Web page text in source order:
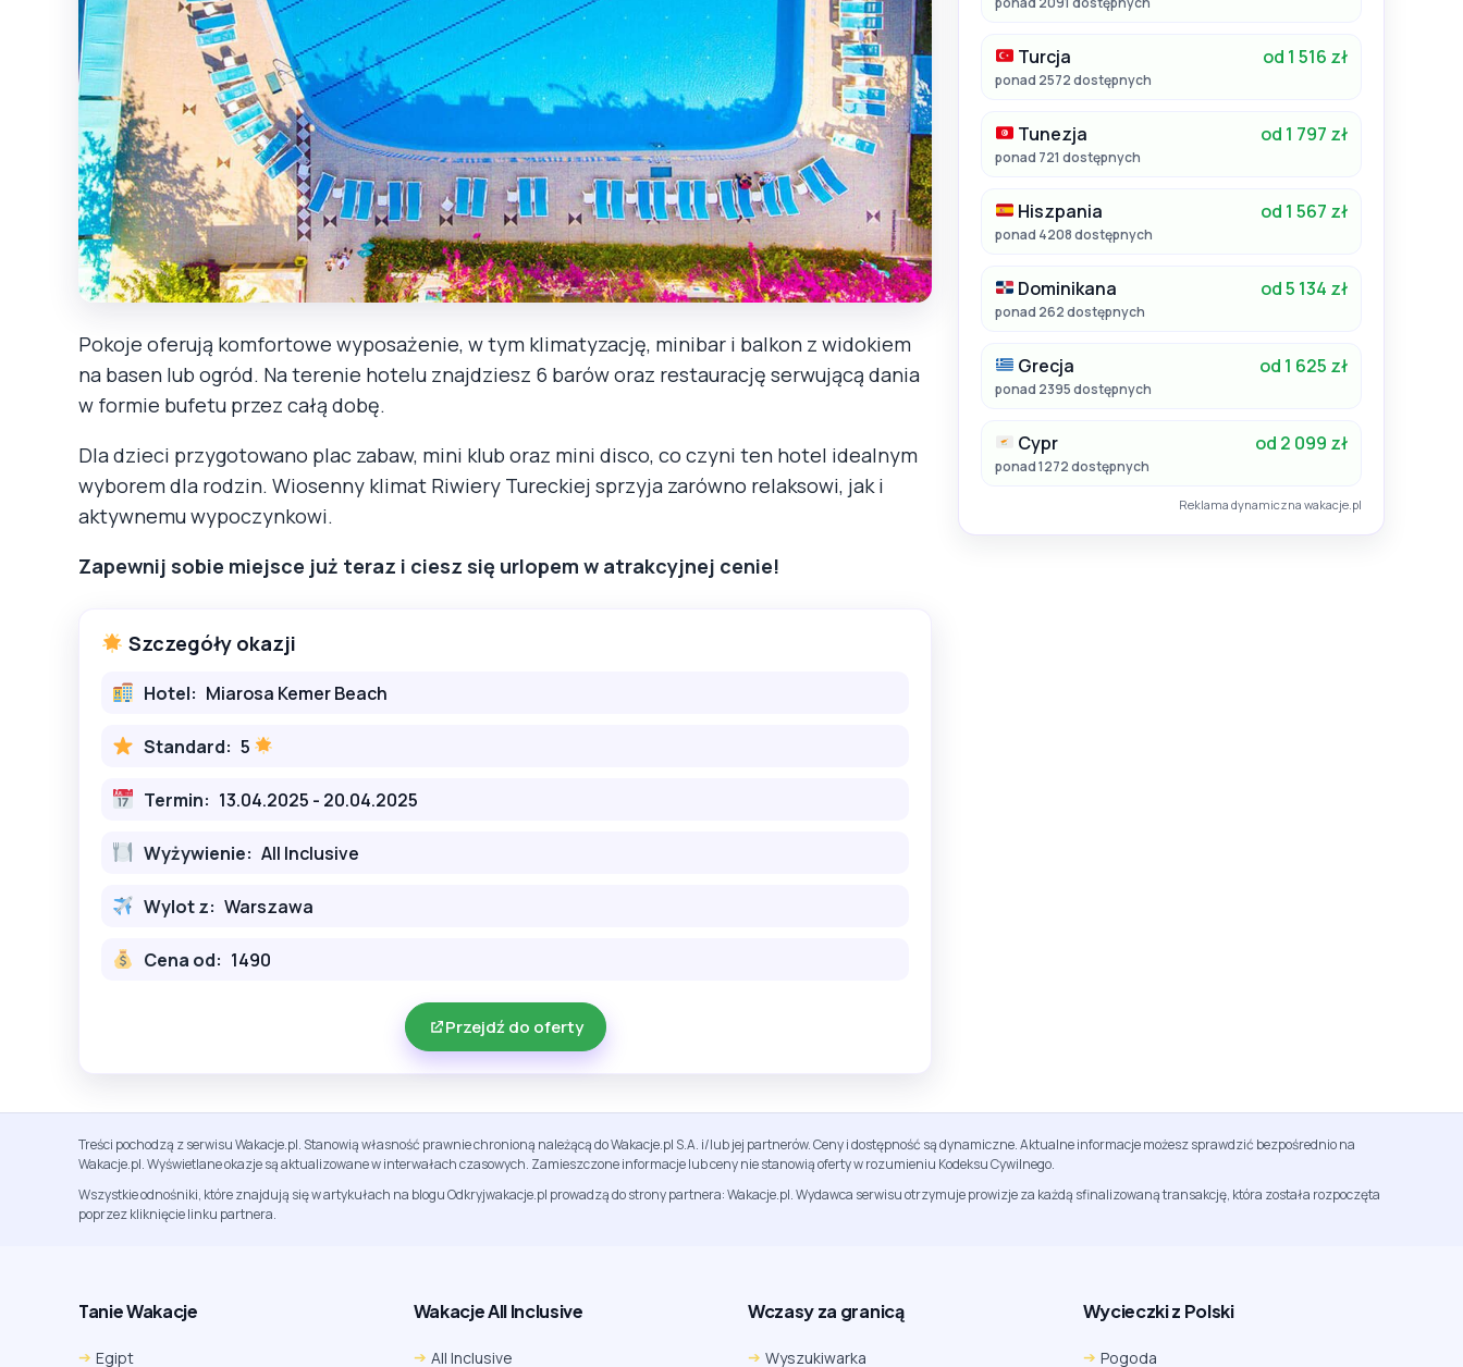
Pokoje oferują komfortowe wyposażenie, w tym klimatyzację, minibar i balkon z widokiem
na basen lub ogród. Na terenie hotelu znajdziesz 6 barów oraz restaurację serwującą dania
w formie bufetu przez całą dobę.
Dla dzieci przygotowano plac zabaw, mini klub oraz mini disco, co czyni ten hotel idealnym
wyborem dla rodzin. Wiosenny klimat Riwiery Tureckiej sprzyja zarówno relaksowi, jak i
aktywnemu wypoczynkowi.
Zapewnij sobie miejsce już teraz i ciesz się urlopem w atrakcyjnej cenie!
Szczegóły okazji
Hotel: Miarosa Kemer Beach
Standard: 5
Termin: 13.04.2025 - 20.04.2025
Wyżywienie: All Inclusive
Wylot z: Warszawa
Cena od: 1490
Przejdź do oferty
Turcja od 1 516 zł
ponad 2572 dostępnych
Tunezja od 1 797 zł
ponad 721 dostępnych
Hiszpania od 1 567 zł
ponad 4208 dostępnych
Dominikana od 5 134 zł
ponad 262 dostępnych
Grecja od 1 625 zł
ponad 2395 dostępnych
Cypr od 2 099 zł
ponad 1272 dostępnych
Reklama dynamiczna wakacje.pl
Treści pochodzą z serwisu Wakacje.pl. Stanowią własność prawnie chronioną należącą do Wakacje.pl S.A. i/lub jej partnerów. Ceny i dostępność są dynamiczne. Aktualne informacje możesz sprawdzić bezpośrednio na
Wakacje.pl. Wyświetlane okazje są aktualizowane w interwałach czasowych. Zamieszczone informacje lub ceny nie stanowią oferty w rozumieniu Kodeksu Cywilnego.
Wszystkie odnośniki, które znajdują się w artykułach na blogu Odkryjwakacje.pl prowadzą do strony partnera: Wakacje.pl. Wydawca serwisu otrzymuje prowizje za każdą sfinalizowaną transakcję, która została rozpoczęta
poprzez kliknięcie linku partnera.
Tanie Wakacje
Egipt
Wakacje All Inclusive
All Inclusive
Wczasy za granicą
Wyszukiwarka
Wycieczki z Polski
Pogoda